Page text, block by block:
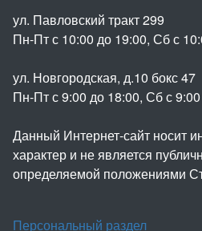
ул. Павловский тракт 299
Пн-Пт с 10:00 до 19:00, Сб с
ул. Новгородская, д.10 бокс 47
Пн-Пт с 9:00 до 18:00, Сб с
Данный Интернет-сайт носит
характер и не является
определяемой положениями
Персональный раздел